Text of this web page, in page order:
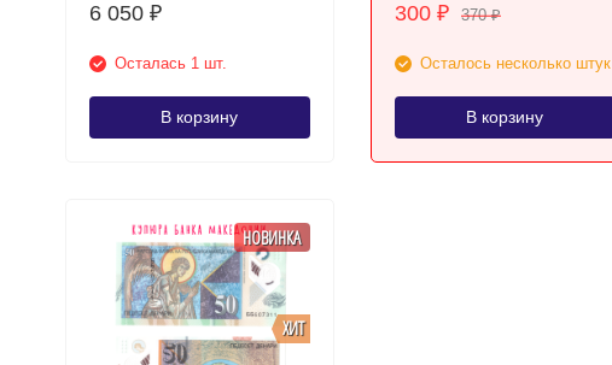
6 050 ₽
Осталась 1 шт.
В корзину
300 ₽ 370₽
Осталось несколько штук
В корзину
ХИТ
НОВИНКА